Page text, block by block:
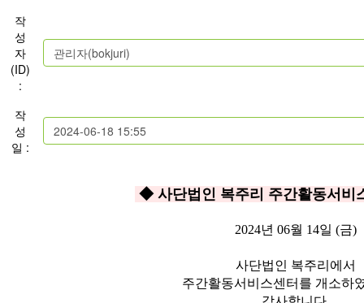
작
성
자
(ID)
:
작
성
일 :
◆ 사단법인 복주리 주간활동서
2024년 06월 14일 (금)
사단법인 복주리에서
주간활동서비스센터를 개소하